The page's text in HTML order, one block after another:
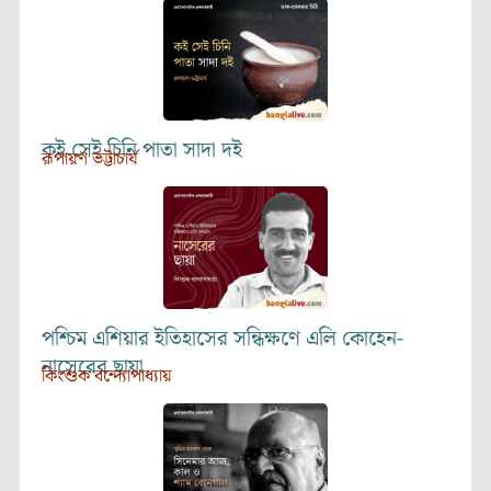
কই সেই চিনি পাতা সাদা দই
রূপায়ণ ভট্টাচার্য
পশ্চিম এশিয়ার ইতিহাসের সন্ধিক্ষণে এলি কোহেন-
নাসেরের ছায়া
কিংশুক বন্দ্যোপাধ্যায়